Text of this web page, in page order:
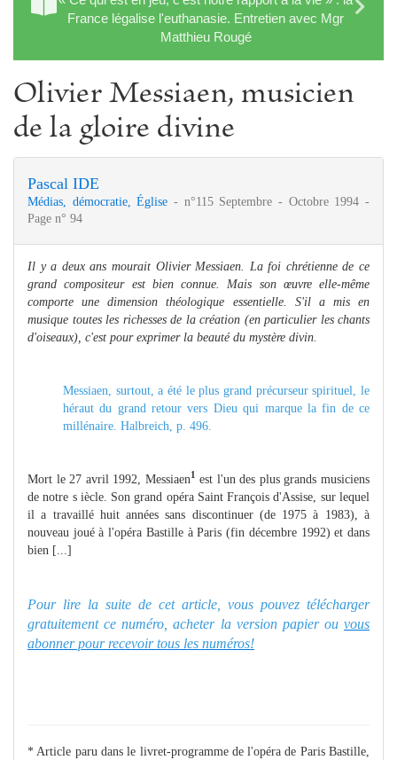
France légalise l'euthanasie. Entretien avec Mgr
Matthieu Rougé
Olivier Messiaen, musicien
de la gloire divine
Pascal IDE
Médias, démocratie, Église - n°115 Septembre - Octobre 1994 -
Page n° 94
Il y a deux ans mourait Olivier Messiaen. La foi chrétienne de ce
grand compositeur est bien connue. Mais son œuvre elle-même
comporte une dimension théologique essentielle. S'il a mis en
musique toutes les richesses de la création (en particulier les chants
d'oiseaux), c'est pour exprimer la beauté du mystère divin.
Messiaen, surtout, a été le plus grand précurseur spirituel, le
héraut du grand retour vers Dieu qui marque la fin de ce
millénaire. Halbreich, p. 496.
Mort le 27 avril 1992, Messiaen1 est l'un des plus grands musiciens
de notre s iècle. Son grand opéra Saint François d'Assise, sur lequel
il a travaillé huit années sans discontinuer (de 1975 à 1983), à
nouveau joué à l'opéra Bastille à Paris (fin décembre 1992) et dans
bien [...]
Pour lire la suite de cet article, vous pouvez télécharger
gratuitement ce numéro, acheter la version papier ou vous
abonner pour recevoir tous les numéros!
* Article paru dans le livret-programme de l'opéra de Paris Bastille,